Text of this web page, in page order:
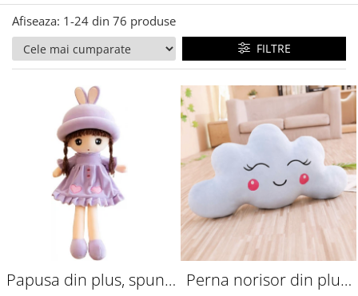
Afiseaza: 1-24 din 76 produse
FILTRE
Papusa din plus, spune
Perna norisor din plus,